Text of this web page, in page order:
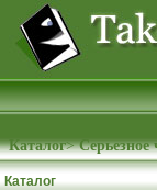
Каталог>Серьезное
Каталог